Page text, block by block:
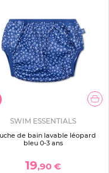
SWIM ESSENTIALS
de bain lavable léopard
bleu 0-3 ans
19,90 €